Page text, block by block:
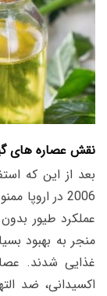
نقش عصاره های
بعد از این که
2006 در
عملکرد طیور
منجر به بهبود
غذایی شدند.
اکسیدانی، ضد